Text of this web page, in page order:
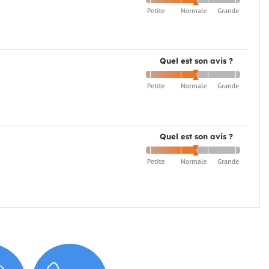
Quel est son avis ?
Quel est son avis ?